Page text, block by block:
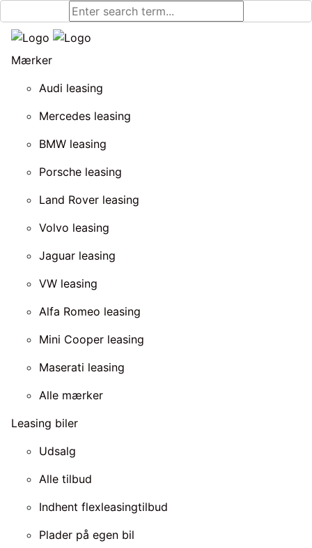
Mærker
Audi leasing
Mercedes leasing
BMW leasing
Porsche leasing
Land Rover leasing
Volvo leasing
Jaguar leasing
VW leasing
Alfa Romeo leasing
Mini Cooper leasing
Maserati leasing
Alle mærker
Leasing biler
Udsalg
Alle tilbud
Indhent flexleasingtilbud
Plader på egen bil